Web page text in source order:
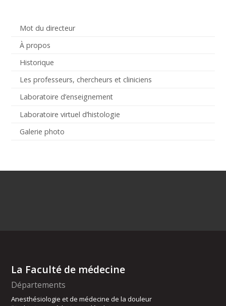
Mot du directeur
À propos
Historique
Les professeurs, chercheurs et cliniciens
Laboratoire d’enseignement
Laboratoire virtuel d’histologie
Galerie photo
La Faculté de médecine
Départements
Anesthésiologie et de médecine de la douleur